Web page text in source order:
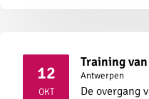
12
OKT2026
Training
Antwerpen
De overgang